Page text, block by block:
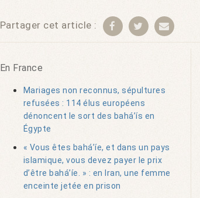
Partager cet article :
En France
Mariages non reconnus, sépultures
refusées : 114 élus européens
dénoncent le sort des bahá’ís en
Égypte
« Vous êtes bahá’íe, et dans un pays
islamique, vous devez payer le prix
d’être bahá’íe. » : en Iran, une femme
enceinte jetée en prison